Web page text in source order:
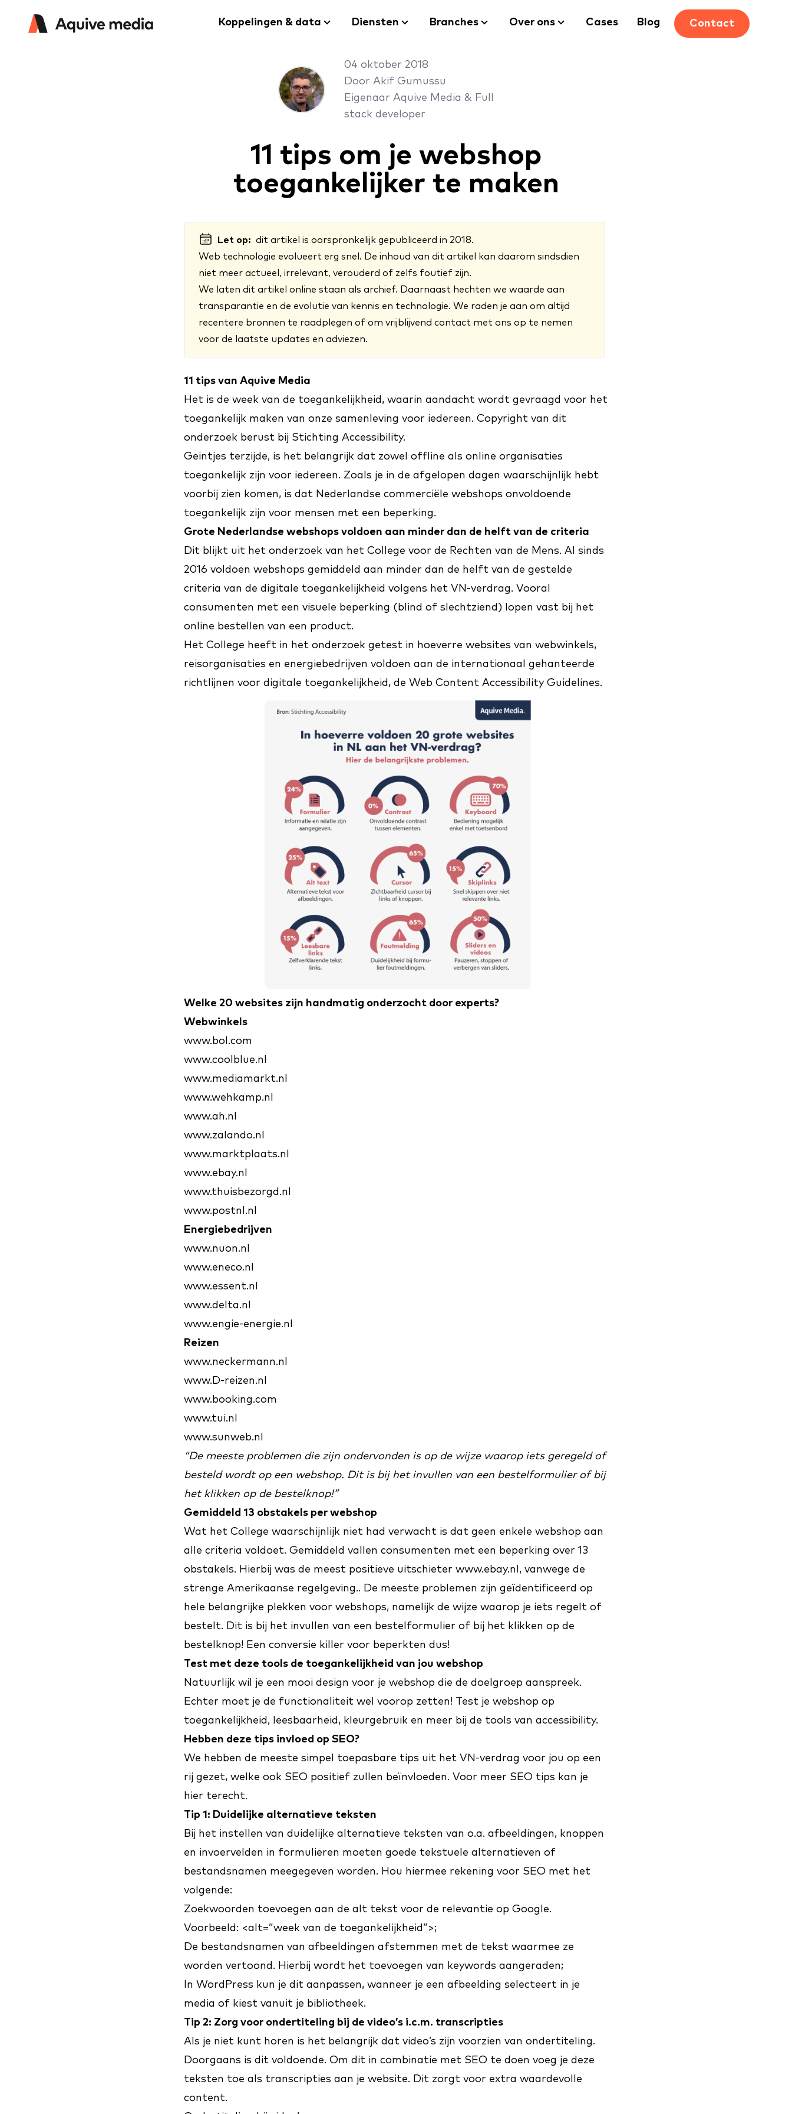
Koppelingen & data Diensten Branches Over ons Cases Blog Contact
04 oktober 2018
Door Akif Gumussu
Eigenaar Aquive Media & Full
stack developer
11 tips om je webshop
toegankelijker te maken
Let op: dit artikel is oorspronkelijk gepubliceerd in 2018.
Web technologie evolueert erg snel. De inhoud van dit artikel kan daarom sindsdien
niet meer actueel, irrelevant, verouderd of zelfs foutief zijn.
We laten dit artikel online staan als archief. Daarnaast hechten we waarde aan
transparantie en de evolutie van kennis en technologie. We raden je aan om altijd
recentere bronnen te raadplegen of om vrijblijvend contact met ons op te nemen
voor de laatste updates en adviezen.
11 tips van Aquive Media
Het is de week van de toegankelijkheid , waarin aandacht wordt gevraagd voor het
toegankelijk maken van onze samenleving voor iedereen. Copyright van dit
onderzoek berust bij Stichting Accessibility.
Geintjes terzijde, is het belangrijk dat zowel offline als online organisaties
toegankelijk zijn voor iedereen. Zoals je in de afgelopen dagen waarschijnlijk hebt
voorbij zien komen, is dat Nederlandse commerciële webshops onvoldoende
toegankelijk zijn voor mensen met een beperking.
Grote Nederlandse webshops voldoen aan minder dan de helft van de criteria
Dit blijkt uit het onderzoek van het College voor de Rechten van de Mens. Al sinds
2016 voldoen webshops gemiddeld aan minder dan de helft van de gestelde
criteria van de digitale toegankelijkheid volgens het VN-verdrag. Vooral
consumenten met een visuele beperking (blind of slechtziend) lopen vast bij het
online bestellen van een product.
Het College heeft in het onderzoek getest in hoeverre websites van webwinkels,
reisorganisaties en energiebedrijven voldoen aan de internationaal gehanteerde
richtlijnen voor digitale toegankelijkheid, de Web Content Accessibility Guidelines.
Welke 20 websites zijn handmatig onderzocht door experts?
Webwinkels
www.bol.com
www.coolblue.nl
www.mediamarkt.nl
www.wehkamp.nl
www.ah.nl
www.zalando.nl
www.marktplaats.nl
www.ebay.nl
www.thuisbezorgd.nl
www.postnl.nl
Energiebedrijven
www.nuon.nl
www.eneco.nl
www.essent.nl
www.delta.nl
www.engie-energie.nl
Reizen
www.neckermann.nl
www.D-reizen.nl
www.booking.com
www.tui.nl
www.sunweb.nl
“De meeste problemen die zijn ondervonden is op de wijze waarop iets geregeld of
besteld wordt op een webshop. Dit is bij het invullen van een bestelformulier of bij
het klikken op de bestelknop!”
Gemiddeld 13 obstakels per webshop
Wat het College waarschijnlijk niet had verwacht is dat geen enkele webshop aan
alle criteria voldoet. Gemiddeld vallen consumenten met een beperking over 13
obstakels. Hierbij was de meest positieve uitschieter www.ebay.nl , vanwege de
strenge Amerikaanse regelgeving.. De meeste problemen zijn geïdentificeerd op
hele belangrijke plekken voor webshops, namelijk de wijze waarop je iets regelt of
bestelt. Dit is bij het invullen van een bestelformulier of bij het klikken op de
bestelknop! Een conversie killer voor beperkten dus!
Test met deze tools de toegankelijkheid van jou webshop
Natuurlijk wil je een mooi design voor je webshop die de doelgroep aanspreek.
Echter moet je de functionaliteit wel voorop zetten! Test je webshop op
toegankelijkheid, leesbaarheid, kleurgebruik en meer bij de tools van accessibility.
Hebben deze tips invloed op SEO?
We hebben de meeste simpel toepasbare tips uit het VN-verdrag voor jou op een
rij gezet, welke ook SEO positief zullen beïnvloeden. Voor meer SEO tips kan je
hier terecht.
Tip 1: Duidelijke alternatieve teksten
Bij het instellen van duidelijke alternatieve teksten van o.a. afbeeldingen, knoppen
en invoervelden in formulieren moeten goede tekstuele alternatieven of
bestandsnamen meegegeven worden. Hou hiermee rekening voor SEO met het
volgende:
Zoekwoorden toevoegen aan de alt tekst voor de relevantie op Google.
Voorbeeld: <alt=”week van de toegankelijkheid”>;
De bestandsnamen van afbeeldingen afstemmen met de tekst waarmee ze
worden vertoond. Hierbij wordt het toevoegen van keywords aangeraden;
In WordPress kun je dit aanpassen, wanneer je een afbeelding selecteert in je
media of kiest vanuit je bibliotheek.
Tip 2: Zorg voor ondertiteling bij de video’s i.c.m. transcripties
Als je niet kunt horen is het belangrijk dat video’s zijn voorzien van ondertiteling.
Doorgaans is dit voldoende. Om dit in combinatie met SEO te doen voeg je deze
teksten toe als transcripties aan je website. Dit zorgt voor extra waardevolle
content.